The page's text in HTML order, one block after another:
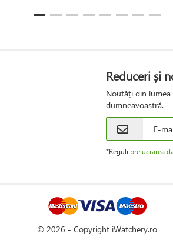
Reduceri și
Noutăți din
dumneavoastră.
*Reguli prelucrarea
© 2026 - Copyright iWatchery.ro